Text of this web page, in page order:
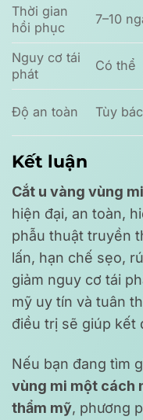
Thời gian
hồi phục
7–10
Nguy cơ tái
phát
Có thể
Độ an toàn Tùy
Kết luận
Cắt u vàng vùng
hiện đại, an toàn,
phẫu thuật truyền
lấn, hạn chế sẹo,
giảm nguy cơ tái
mỹ uy tín và tuân
điều trị sẽ giúp kết
Nếu bạn đang tìm
vùng mi một cách
thẩm mỹ, phương